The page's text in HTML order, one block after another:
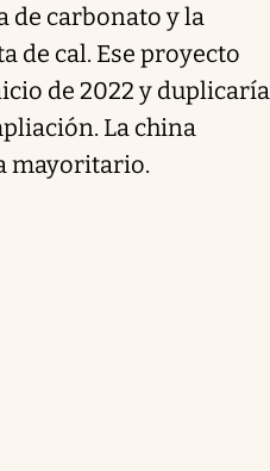
de carbonato y la
de cal. Ese proyecto
de 2022 y duplicaría
La china
mayoritario.